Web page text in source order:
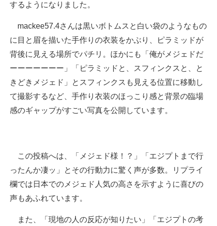
するようになりました。
mackee57.4さんは黒いボトムスと白い袋のようなもの
に目と眉を描いた手作りの衣装をかぶり、ピラミッドが
背後に見える場所でパチリ。ほかにも「俺がメジェドだ
ーーーーーーー」「ピラミッドと、スフィンクスと、と
きどきメジェド」とスフィンクスも見える位置に移動し
て撮影するなど、手作り衣装のほっこり感と背景の臨場
感のギャップがすごい写真を公開しています。
この投稿へは、「メジェド様！？」「エジプトまで行
ったんか凄ッ」とその行動力に驚く声が多数。リプライ
欄では日本でのメジェド人気の高さを示すように喜びの
声もあふれています。
また、「現地の人の反応が知りたい」「エジプトの考